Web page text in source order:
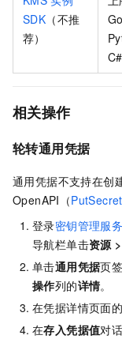
SDK （不推
荐）
Go
相关操作
轮转通用凭据
通用凭据不支持在创
OpenAPI（
登录密钥管理服
导航栏单击资源
单击通用凭据页
操作列的详情。
在凭据详情页面
在存入凭据值对